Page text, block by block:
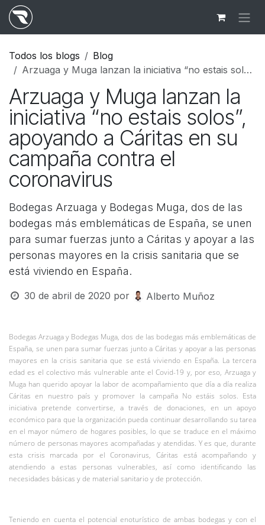
Ir al contenido
Todos los blogs
Blog
Arzuaga y Muga lanzan la iniciativa “no estais solos”, apoyando a Cáritas en su campaña contra el coronavirus
Arzuaga y Muga lanzan la
iniciativa “no estais solos”,
apoyando a Cáritas en su
campaña contra el
coronavirus
Bodegas Arzuaga y Bodegas Muga, dos de las
bodegas más emblemáticas de España, se unen
para sumar fuerzas junto a Cáritas y apoyar a las
personas mayores en la crisis sanitaria que se
está viviendo en España.
30 de abril de 2020 por Alberto Muñoz
Bodegas Arzuaga y Bodegas Muga, dos de las bodegas más emblemáticas de
España, se unen para sumar fuerzas junto a Cáritas y apoyar a las personas
mayores en la crisis sanitaria que se está viviendo en España. La tercera
edad es el colectivo más vulnerable ante el Covid-19 y, por eso, Arzuaga y
Muga han querido apoyar la labor de acompañamiento que día a día realiza
Cáritas en nuestro país y promover la campaña No estáis solos. Esta
iniciativa pretende convertirse, a través de donaciones, en un apoyo
económico para que la organización pueda continuar desarrollando su tarea
en el mayor número de hogares posibles, lo que se traduce en el máximo
número de personas mayores acompañadas y atendidas. Y es que, durante
esta crisis marcada por el Coronavirus, Cáritas está acompañando y
atendiendo a estas personas vulnerables, así como identificando las
necesidades básicas y de material sanitario y de protección.
Teniendo en cuenta el potencial enoturístico de ambas bodegas y con el